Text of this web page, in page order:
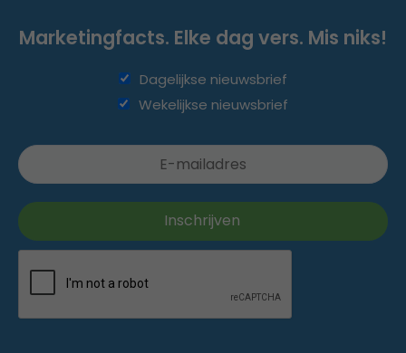
Marketingfacts. Elke dag vers. Mis niks!
Dagelijkse nieuwsbrief
Wekelijkse nieuwsbrief